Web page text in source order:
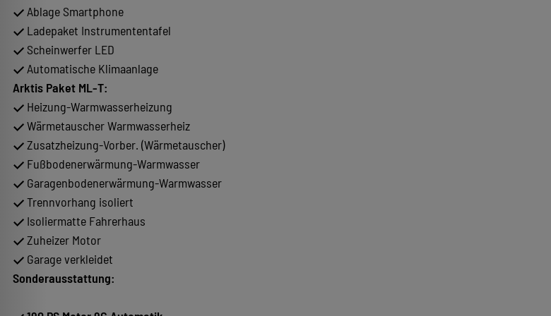
Ablage Smartphone
Ladepaket Instrumententafel
Scheinwerfer LED
Automatische Klimaanlage
Arktis Paket ML-T:
Heizung-Warmwasserheizung
Wärmetauscher Warmwasserheiz
Zusatzheizung-Vorber. (Wärmetauscher)
Fußbodenerwärmung-Warmwasser
Garagenbodenerwärmung-Warmwasser
Trennvorhang isoliert
Isoliermatte Fahrerhaus
Zuheizer Motor
Garage verkleidet
Sonderausstattung: